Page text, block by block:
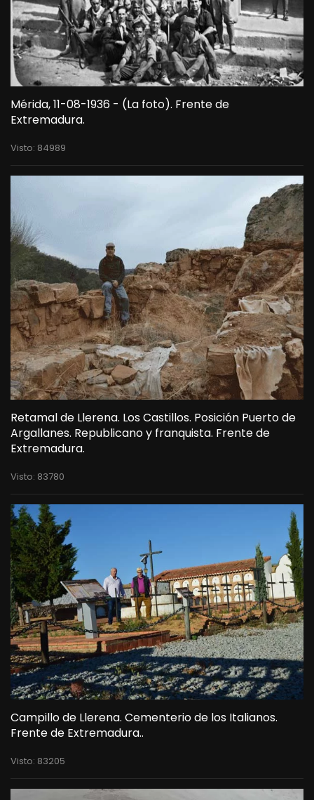
Mérida, 11-08-1936 - (La foto). Frente de
Extremadura.
Visto: 84989
Retamal de Llerena. Los Castillos. Posición Puerto de
Argallanes. Republicano y franquista. Frente de
Extremadura.
Visto: 83780
Campillo de Llerena. Cementerio de los Italianos.
Frente de Extremadura..
Visto: 83205